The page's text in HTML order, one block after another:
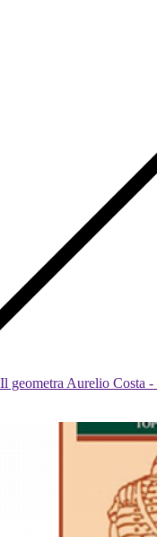
geometra Aurelio Costa -